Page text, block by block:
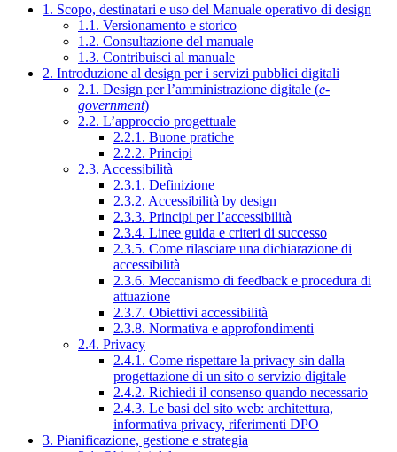
1. Scopo, destinatari e uso del Manuale operativo di design
1.1. Versionamento e storico
1.2. Consultazione del manuale
1.3. Contribuisci al manuale
2. Introduzione al design per i servizi pubblici digitali
2.1. Design per l’amministrazione digitale (e-
government)
2.2. L’approccio progettuale
2.2.1. Buone pratiche
2.2.2. Principi
2.3. Accessibilità
2.3.1. Definizione
2.3.2. Accessibilità by design
2.3.3. Principi per l’accessibilità
2.3.4. Linee guida e criteri di successo
2.3.5. Come rilasciare una dichiarazione di
accessibilità
2.3.6. Meccanismo di feedback e procedura di
attuazione
2.3.7. Obiettivi accessibilità
2.3.8. Normativa e approfondimenti
2.4. Privacy
2.4.1. Come rispettare la privacy sin dalla
progettazione di un sito o servizio digitale
2.4.2. Richiedi il consenso quando necessario
2.4.3. Le basi del sito web: architettura,
informativa privacy, riferimenti DPO
3. Pianificazione, gestione e strategia